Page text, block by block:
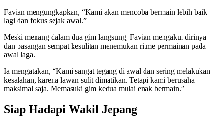
Favian mengungkapkan, “Kami akan mencoba bermain lebih baik
lagi dan fokus sejak awal.”
Meski menang dalam dua gim langsung, Favian mengakui dirinya
dan pasangan sempat kesulitan menemukan ritme permainan pada
awal laga.
Ia mengatakan, “Kami sangat tegang di awal dan sering melakukan
kesalahan, karena lawan sulit dimatikan. Tetapi kami berusaha
maksimal saja. Memasuki gim kedua mulai enak bermain.”
Siap Hadapi Wakil Jepang